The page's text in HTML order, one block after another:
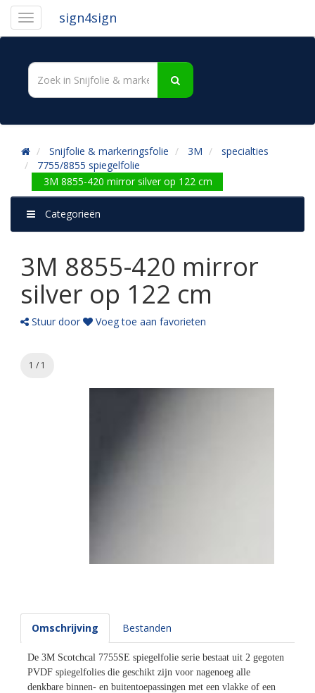
sign4sign
Snijfolie & markeringsfolie 3M
specialties
7755/8855 spiegelfolie
3M 8855-420 mirror silver op 122 cm
Categorieën
3M 8855-420 mirror
silver op 122 cm
Stuur door Voeg toe aan favorieten
1 / 1
Omschrijving Bestanden
De 3M Scotchcal 7755SE spiegelfolie serie bestaat uit 2 gegoten
PVDF spiegelfolies die geschikt zijn voor nagenoeg alle
denkbare binnen- en buitentoepassingen met een vlakke of een